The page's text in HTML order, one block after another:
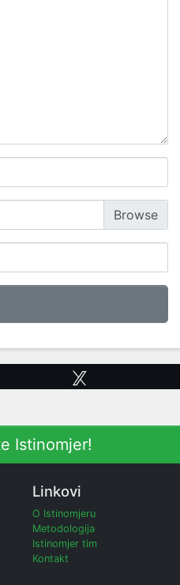
Istinomjer!
Linkovi
O Istinomjeru
Metodologija
Istinomjer tim
Kontakt